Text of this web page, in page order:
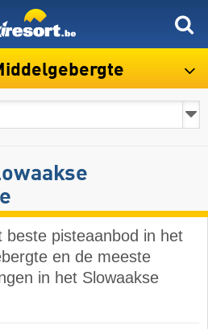
beste pisteaanbod in het
en de meeste
in het Slowaakse